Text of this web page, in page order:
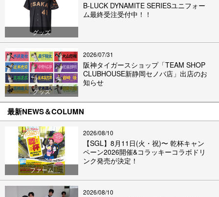
グッズ
B-LUCK DYNAMITE SERIESユニフォー
ム最終受注受付中！！
グッズ
2026/07/31
阪神タイガースショップ「TEAM SHOP
CLUBHOUSE新静岡セノバ店」出店のお
知らせ
最新NEWS＆COLUMN
ファーム
2026/08/10
【SGL】8月11日(火・祝)〜 乾杯キャン
ペーン2026開催&コラッキーコラボドリ
ンク発売が決定！
2026/08/10